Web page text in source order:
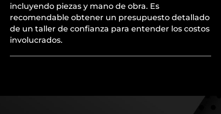
incluyendo piezas y mano de obra. Es
recomendable obtener un presupuesto detallado
de un taller de confianza para entender los costos
involucrados.